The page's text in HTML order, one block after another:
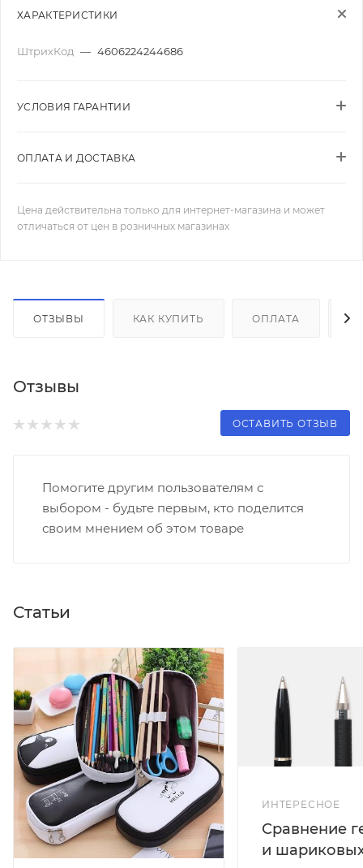
ХАРАКТЕРИСТИКИ
ШтрихКод — 4606224244686
УСЛОВИЯ ГАРАНТИИ
ОПЛАТА И ДОСТАВКА
Цена действительна только для интернет-магазина и может
отличаться от цен в розничных магазинах
ОТЗЫВЫ КАК КУПИТЬ ОПЛАТА
Отзывы
ОСТАВИТЬ ОТЗЫВ
Помогите другим пользователям с
выбором - будьте первым, кто поделится
своим мнением об этом товаре
Статьи
ИНТЕРЕСНОЕ
Сравнение
и